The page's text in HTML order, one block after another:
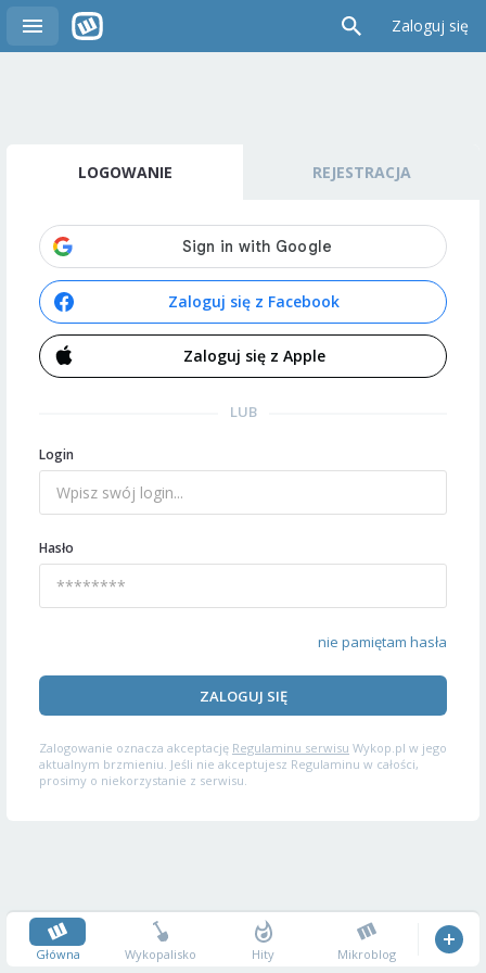
Zaloguj się
LOGOWANIE REJESTRACJA
Zaloguj się z Facebook
Zaloguj się z Apple
LUB
Login
Hasło
nie pamiętam hasła
ZALOGUJ SIĘ
Zalogowanie oznacza akceptację Regulaminu serwisu Wykop.pl w jego
aktualnym brzmieniu. Jeśli nie akceptujesz Regulaminu w całości,
prosimy o niekorzystanie z serwisu.
Główna Wykopalisko Hity Mikroblog